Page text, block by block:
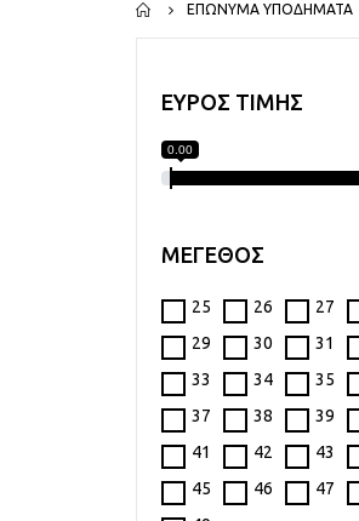
ΕΠΏΝΥΜΑ ΥΠΟΔΉΜΑΤΑ
ΕΥΡΟΣ ΤΙΜΗΣ
0.00
ΜΕΓΕΘΟΣ
25 26 27
29
30 31
33
34 35
37
38 39
41
42 43
45
46 47